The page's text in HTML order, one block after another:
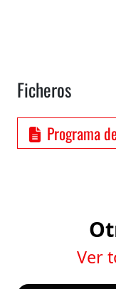
Ficheros
Programa
Ver